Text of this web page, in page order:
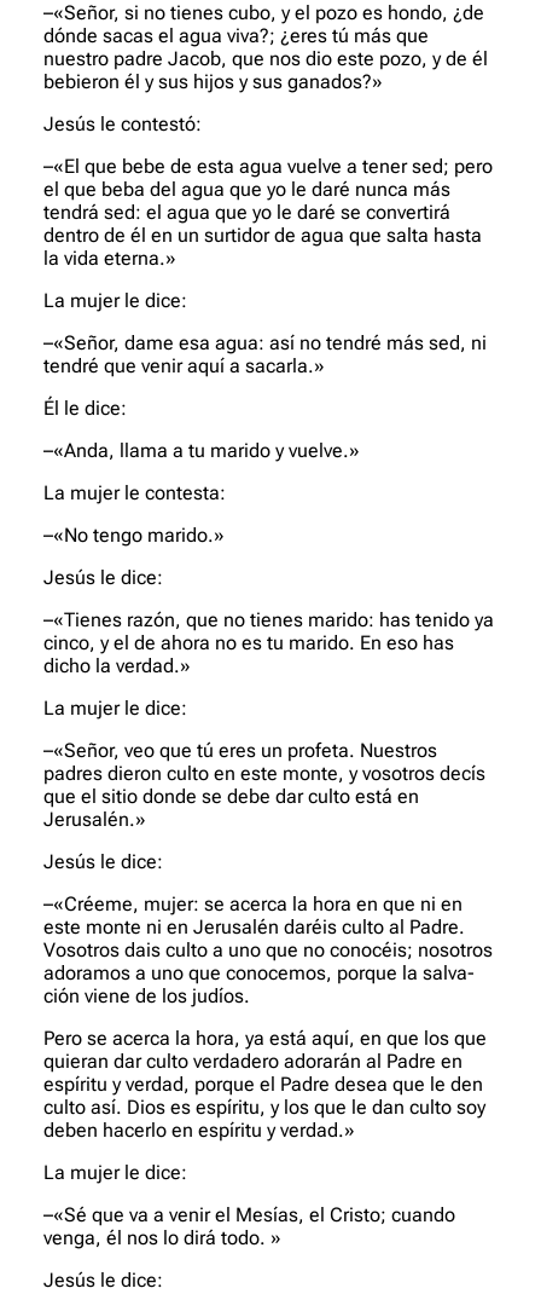
–«Señor, si no tienes cubo, y el pozo es hondo, ¿de
dónde sacas el agua viva?; ¿eres tú más que
nuestro padre Jacob, que nos dio este pozo, y de él
bebieron él y sus hijos y sus ganados?»
Jesús le contestó:
–«El que bebe de esta agua vuelve a tener sed; pero
el que beba del agua que yo le daré nunca más
tendrá sed: el agua que yo le daré se convertirá
dentro de él en un surtidor de agua que salta hasta
la vida eterna.»
La mujer le dice:
–«Señor, dame esa agua: así no tendré más sed, ni
tendré que ve­nir aquí a sacarla.»
Él le dice:
–«Anda, llama a tu marido y vuelve.»
La mujer le contesta:
–«No tengo marido.»
Jesús le dice:
–«Tienes razón, que no tienes marido: has tenido ya
cinco, y el de ahora no es tu marido. En eso has
dicho la verdad.»
La mujer le dice:
–«Señor, veo que tú eres un profeta. Nuestros
padres dieron cul­to en este monte, y vosotros decís
que el sitio donde se debe dar culto está en
Jerusalén.»
Jesús le dice:
–«Créeme, mujer: se acerca la hora en que ni en
este monte ni en Jerusalén daréis culto al Padre.
Vosotros dais culto a uno que no conocéis; nosotros
adoramos a uno que conocemos, porque la salva­
ción viene de los judíos.
Pero se acerca la hora, ya está aquí, en que los que
quieran dar culto verdadero adorarán al Padre en
espíritu y verdad, porque el Padre desea que le den
culto así. Dios es espíritu, y los que le dan culto soy
deben hacerlo en espíritu y verdad.»
La mujer le dice:
–«Sé que va a venir el Mesías, el Cristo; cuando
venga, él nos lo dirá todo. »
Jesús le dice: